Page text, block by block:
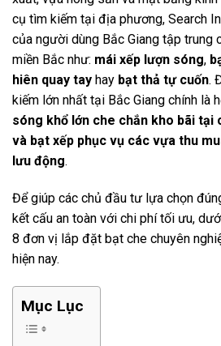
cụ tìm kiếm tại địa phương, Search
của người dùng Bắc Giang tập trung
miền Bắc như: mái xếp lượn sóng,
hiên quay tay hay bạt thả tự cuốn.
kiếm lớn nhất tại Bắc Giang chính là
sóng khổ lớn che chắn kho bãi tại
và bạt xếp phục vụ các vựa thu
lưu động.
Để giúp các chủ đầu tư lựa chọn
kết cấu an toàn với chi phí tối ưu,
8 đơn vị lắp đặt bạt che chuyên
hiện nay.
Mục Lục